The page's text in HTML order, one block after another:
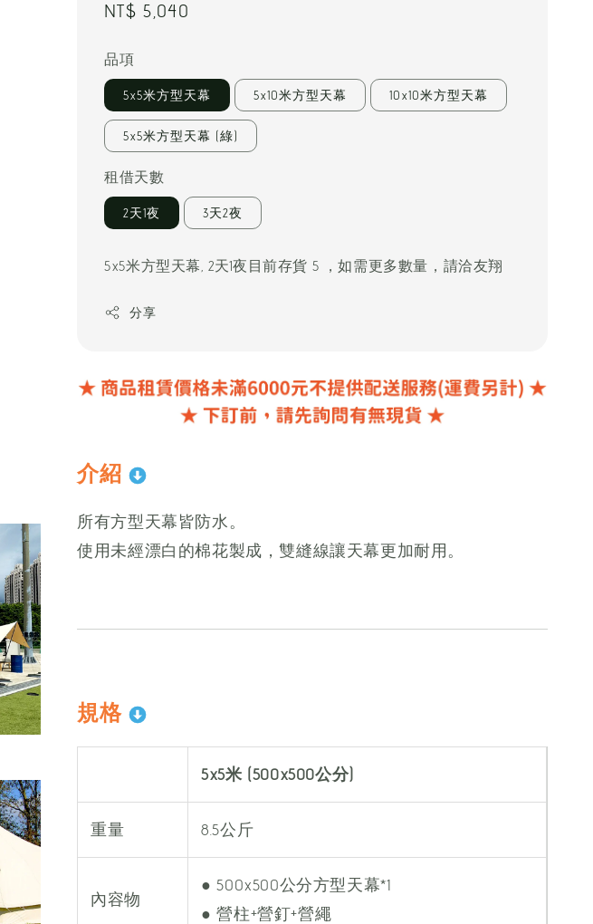
Regular
NT$ 5,040
品項
5x5米方型天幕 5x10米方型天幕 10x10米方型天幕
5x5米方型天幕 (綠)
租借天數
2天1夜 3天2夜
5x5米方型天幕, 2天1夜目前存貨 5 ，如需更多數量，請洽友翔
分享
介紹
所有方型天幕皆防水。
使用未經漂白的棉花製成，雙縫線讓天幕更加耐用。
規格
5x5米 (500x500公分)
重量 8.5公斤
內容物
● 500x500公分方型天幕*1
● 營柱+營釘+營繩